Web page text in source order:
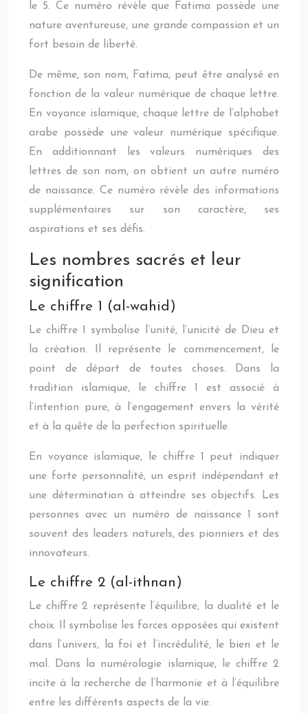
le 5. Ce numéro révèle que Fatima possède une
nature aventureuse, une grande compassion et un
fort besoin de liberté.
De même, son nom, Fatima, peut être analysé en
fonction de la valeur numérique de chaque lettre.
En voyance islamique, chaque lettre de l’alphabet
arabe possède une valeur numérique spécifique.
En additionnant les valeurs numériques des
lettres de son nom, on obtient un autre numéro
de naissance. Ce numéro révèle des informations
supplémentaires sur son caractère, ses
aspirations et ses défis.
Les nombres sacrés et leur
signification
Le chiffre 1 (al-wahid)
Le chiffre 1 symbolise l’unité, l’unicité de Dieu et
la création. Il représente le commencement, le
point de départ de toutes choses. Dans la
tradition islamique, le chiffre 1 est associé à
l’intention pure, à l’engagement envers la vérité
et à la quête de la perfection spirituelle.
En voyance islamique, le chiffre 1 peut indiquer
une forte personnalité, un esprit indépendant et
une détermination à atteindre ses objectifs. Les
personnes avec un numéro de naissance 1 sont
souvent des leaders naturels, des pionniers et des
innovateurs.
Le chiffre 2 (al-ithnan)
Le chiffre 2 représente l’équilibre, la dualité et le
choix. Il symbolise les forces opposées qui existent
dans l’univers, la foi et l’incrédulité, le bien et le
mal. Dans la numérologie islamique, le chiffre 2
incite à la recherche de l’harmonie et à l’équilibre
entre les différents aspects de la vie.